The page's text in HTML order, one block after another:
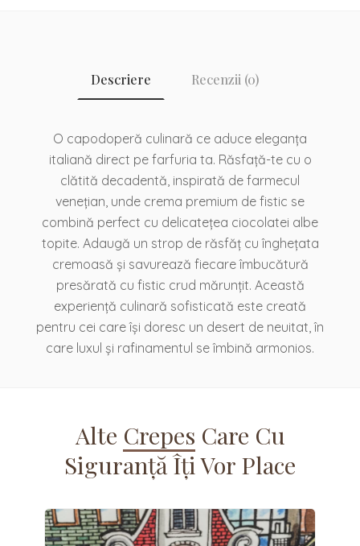
Descriere Recenzii (0)
O capodoperă culinară ce aduce eleganța
italiană direct pe farfuria ta. Răsfață-te cu o
clătită decadentă, inspirată de farmecul
venețian, unde crema premium de fistic se
combină perfect cu delicatețea ciocolatei albe
topite. Adaugă un strop de răsfăț cu înghețata
cremoasă și savurează fiecare îmbucătură
presărată cu fistic crud mărunțit. Această
experiență culinară sofisticată este creată
pentru cei care își doresc un desert de neuitat, în
care luxul și rafinamentul se îmbină armonios.
Alte Crepes Care Cu
Siguranță Îți Vor Place